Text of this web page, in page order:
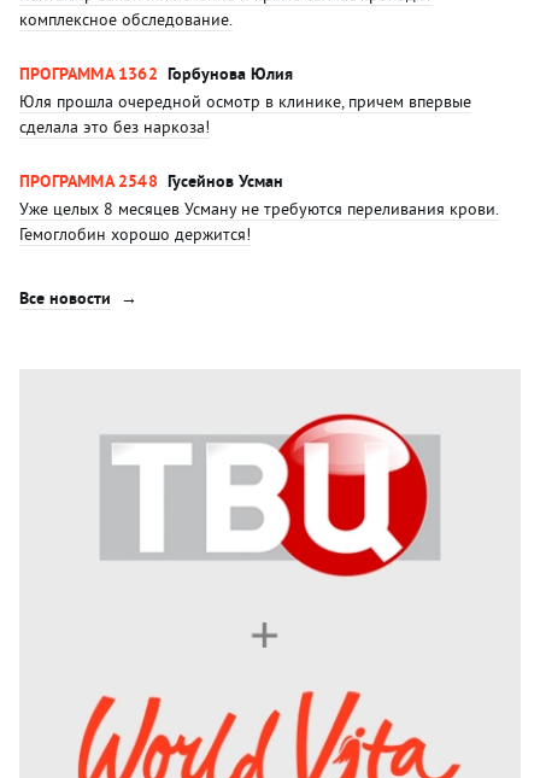
комплексное обследование.
ПРОГРАММА 1362 Горбунова Юлия
Юля прошла очередной осмотр в клинике, причем впервые
сделала это без наркоза!
ПРОГРАММА 2548 Гусейнов Усман
Уже целых 8 месяцев Усману не требуются переливания крови.
Гемоглобин хорошо держится!
Все новости